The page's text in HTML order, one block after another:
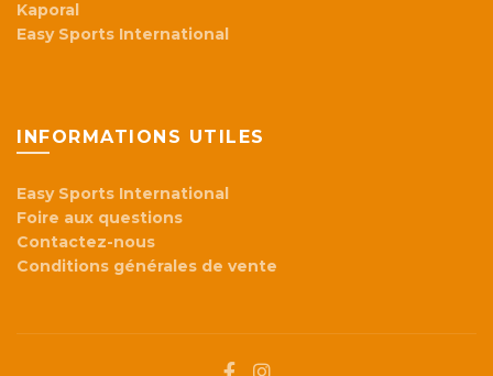
Kaporal
Easy Sports International
INFORMATIONS UTILES
Easy Sports International
Foire aux questions
Contactez-nous
Conditions générales de vente